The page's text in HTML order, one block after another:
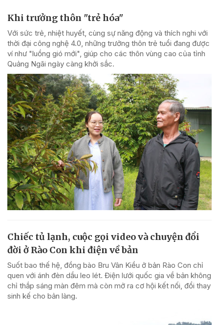
Khi trưởng thôn "trẻ hóa"
Với sức trẻ, nhiệt huyết, cùng sự năng động và thích nghi với
thời đại công nghệ 4.0, những trưởng thôn trẻ tuổi đang được
ví như "luồng gió mới", giúp cho các thôn vùng cao của tỉnh
Quảng Ngãi ngày càng khởi sắc.
Chiếc tủ lạnh, cuộc gọi video và chuyện đổi
đời ở Rào Con khi điện về bản
Suốt bao thế hệ, đồng bào Bru Vân Kiều ở bản Rào Con chỉ
quen với ánh đèn dầu leo lét. Điện lưới quốc gia về bản không
chỉ thắp sáng màn đêm mà còn mở ra cơ hội kết nối, đổi thay
sinh kế cho bản làng.